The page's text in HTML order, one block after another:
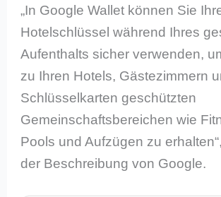
„In Google Wallet können Sie
Hotelschlüssel während Ihres
Aufenthalts sicher verwenden,
zu Ihren Hotels, Gästezimmern
Schlüsselkarten geschützten
Gemeinschaftsbereichen wie
Pools und Aufzügen zu
der Beschreibung von Google.